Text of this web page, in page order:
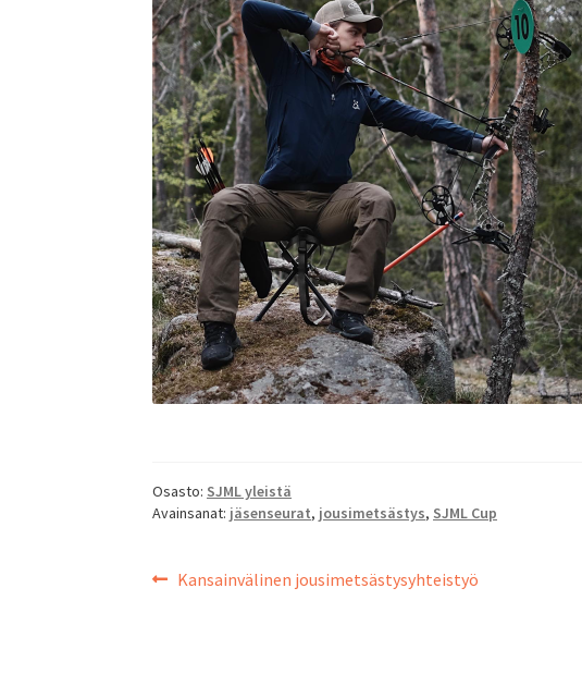
Osasto: SJML yleistä
Avainsanat: jäsenseurat, jousimetsästys, SJML Cup
Artikkelien
Edellinen
Kansainvälinen jousimetsästysyhteistyö